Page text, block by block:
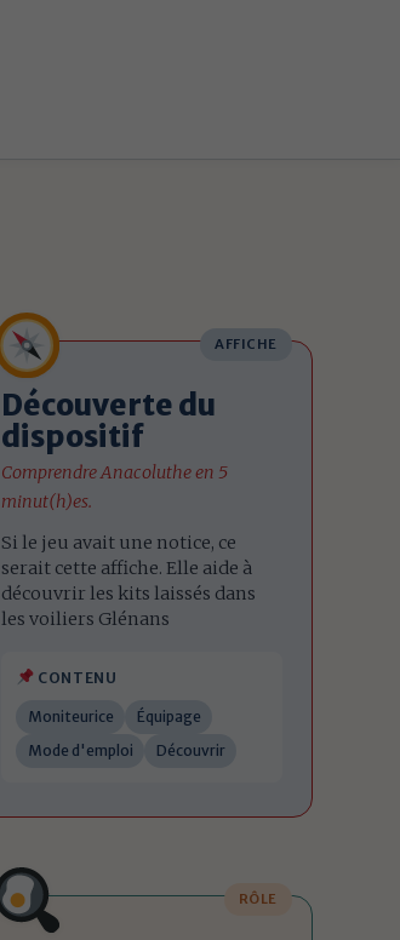
AFFICHE
Découverte du
dispositif
Comprendre Anacoluthe en 5
minut(h)es.
Si le jeu avait une notice, ce
serait cette affiche. Elle aide à
découvrir les kits laissés dans
les voiliers Glénans
CONTENU
Moniteurice
Équipage
Mode d'emploi
Découvrir
RÔLE